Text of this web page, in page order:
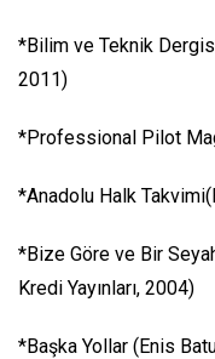
*Bilim ve Teknik Dergisi
2011)
*Professional Pilot
*Anadolu Halk
*Bize Göre ve Bir
Kredi Yayınları, 2004)
*Başka Yollar (Enis